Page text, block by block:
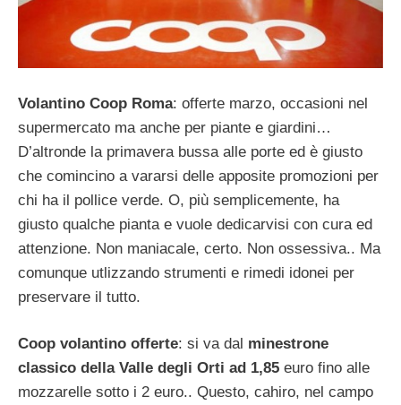
Volantino Coop Roma: offerte marzo, occasioni nel
supermercato ma anche per piante e giardini…
D’altronde la primavera bussa alle porte ed è giusto
che comincino a vararsi delle apposite promozioni per
chi ha il pollice verde. O, più semplicemente, ha
giusto qualche pianta e vuole dedicarvisi con cura ed
attenzione. Non maniacale, certo. Non ossessiva.. Ma
comunque utlizzando strumenti e rimedi idonei per
preservare il tutto.
Coop volantino offerte: si va dal minestrone
classico della Valle degli Orti ad 1,85 euro fino alle
mozzarelle sotto i 2 euro.. Questo, cahiro, nel campo